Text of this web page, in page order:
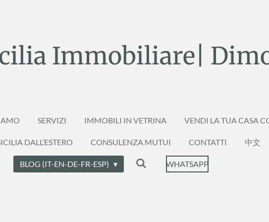
Immobiliare|
SERVIZI IMMOBILI IN VETRINA VENDI LA TUA CASA
DALL’ESTERO CONSULENZA MUTUI CONTATTI 中文
BLOG (IT-EN-DE-FR-ESP) WHATSAPP